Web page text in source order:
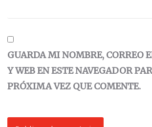
GUARDA MI NOMBRE, CORREO
Y WEB EN ESTE NAVEGADOR
PRÓXIMA VEZ QUE COMENTE.